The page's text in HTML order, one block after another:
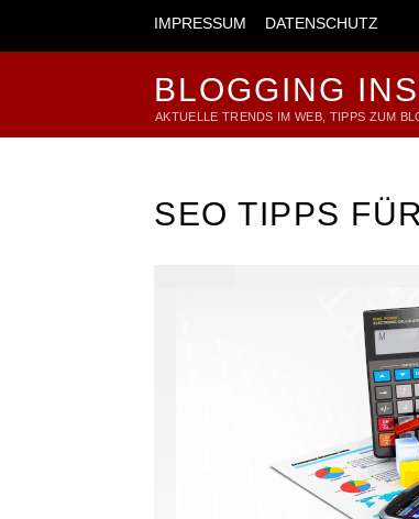
IMPRESSUM DATENSCHUTZ
BLOGGING
AKTUELLE TRENDS IM WEB, TIPPS ZUM
SEO TIPPS